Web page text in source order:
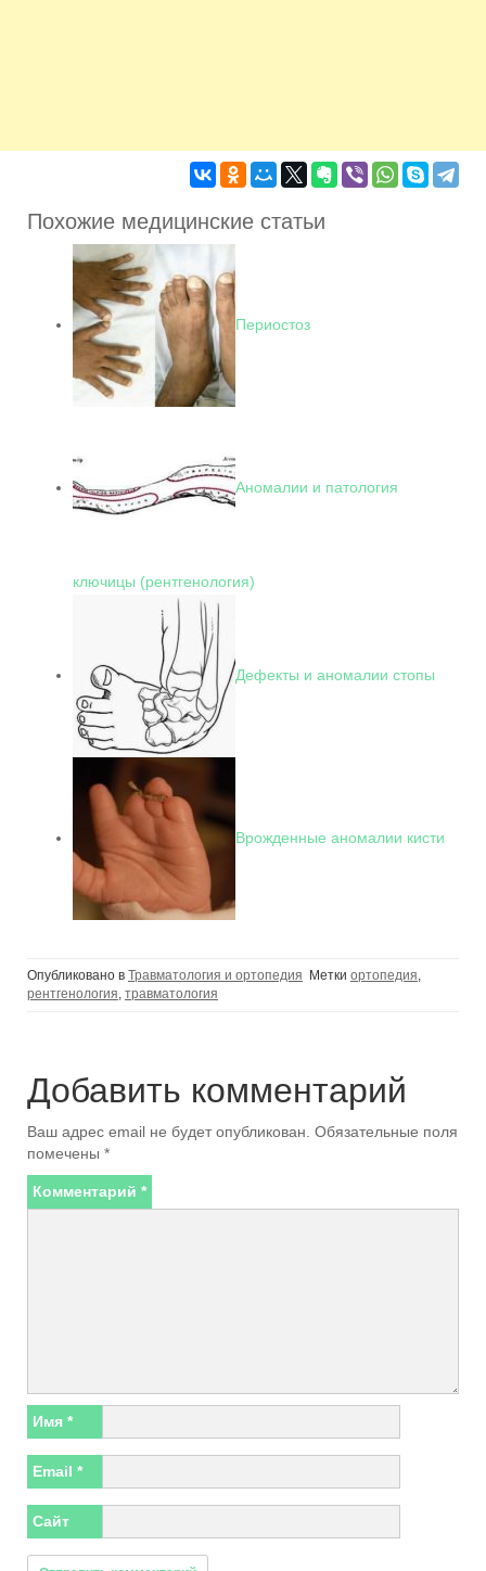
Похожие медицинские статьи
Периостоз
Аномалии и патология
ключицы (рентгенология)
Дефекты и аномалии стопы
Врожденные аномалии кисти
Опубликовано в Травматология и ортопедия Метки ортопедия,
рентгенология, травматология
Добавить комментарий
Ваш адрес email не будет опубликован. Обязательные поля
помечены *
Комментарий *
Имя *
Email *
Сайт